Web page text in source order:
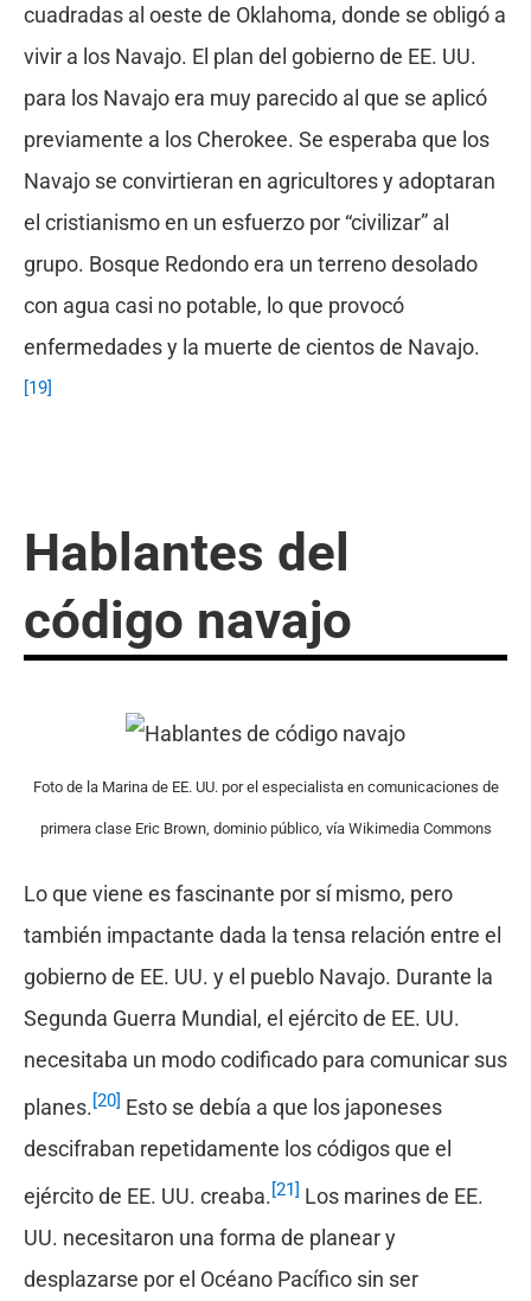
cuadradas al oeste de Oklahoma, donde se obligó a
vivir a los Navajo. El plan del gobierno de EE. UU.
para los Navajo era muy parecido al que se aplicó
previamente a los Cherokee. Se esperaba que los
Navajo se convirtieran en agricultores y adoptaran
el cristianismo en un esfuerzo por “civilizar” al
grupo. Bosque Redondo era un terreno desolado
con agua casi no potable, lo que provocó
enfermedades y la muerte de cientos de Navajo.
[19]
Hablantes del
código navajo
Foto de la Marina de EE. UU. por el especialista en comunicaciones de
primera clase Eric Brown, dominio público, vía Wikimedia Commons
Lo que viene es fascinante por sí mismo, pero
también impactante dada la tensa relación entre el
gobierno de EE. UU. y el pueblo Navajo. Durante la
Segunda Guerra Mundial, el ejército de EE. UU.
necesitaba un modo codificado para comunicar sus
planes.[20] Esto se debía a que los japoneses
descifraban repetidamente los códigos que el
ejército de EE. UU. creaba.[21] Los marines de EE.
UU. necesitaron una forma de planear y
desplazarse por el Océano Pacífico sin ser